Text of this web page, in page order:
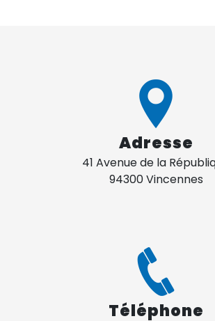
Adresse
41 Avenue de la
94300 Vincennes
Téléphone